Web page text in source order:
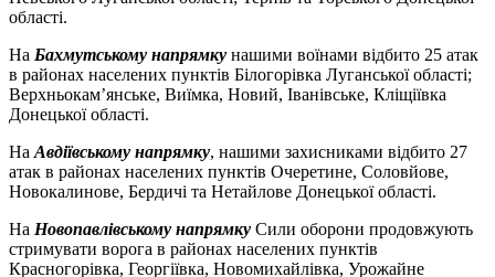
області.
На Бахмутському напрямку нашими воїнами відбито 25 атак
в районах населених пунктів Білогорівка Луганської області;
Верхньокам’янське, Виїмка, Новий, Іванівське, Кліщіївка
Донецької області.
На Авдіївському напрямку, нашими захисниками відбито 27
атак в районах населених пунктів Очеретине, Соловйове,
Новокалинове, Бердичі та Нетайлове Донецької області.
На Новопавлівському напрямку Сили оборони продовжують
стримувати ворога в районах населених пунктів
Красногорівка, Георгіївка, Новомихайлівка, Урожайне